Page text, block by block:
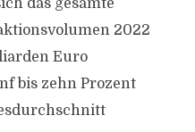
das gesamte
2022
Euro
bis zehn Prozent